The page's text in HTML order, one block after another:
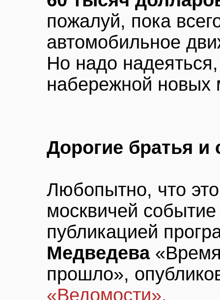
пожалуй, пока
автомобильное
Но надо
набережной новых
Дорогие братья
Любопытно, что
москвичей
публикацией
Медведева
прошло»,
«Ведомости».